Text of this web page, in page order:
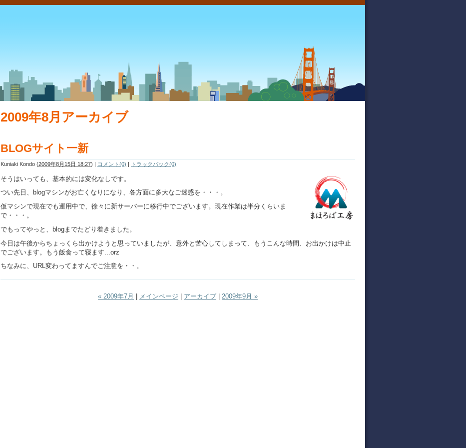
2009年8月アーカイブ
BLOGサイト一新
Kuniaki Kondo (2009年8月15日 18:27) | コメント(0) | トラックバック(0)
そうはいっても、基本的には変化なしです。
つい先日、blogマシンがお亡くなりになり、各方面に多大なご迷惑を・・・。
仮マシンで現在でも運用中で、徐々に新サーバーに移行中でございます。現在作業は半分くらいま
で・・・。
でもってやっと、blogまでたどり着きました。
今日は午後からちょっくら出かけようと思っていましたが、意外と苦心してしまって、もうこんな時間、お出かけは中止
でございます。もう飯食って寝ます...orz
ちなみに、URL変わってますんでご注意を・・。
« 2009年7月 メインページ アーカイブ 2009年9月 »